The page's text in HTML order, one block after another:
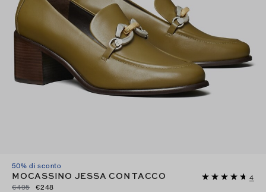
50% di sconto
MOCASSINO JESSA CON TACCO
4
€495
€248